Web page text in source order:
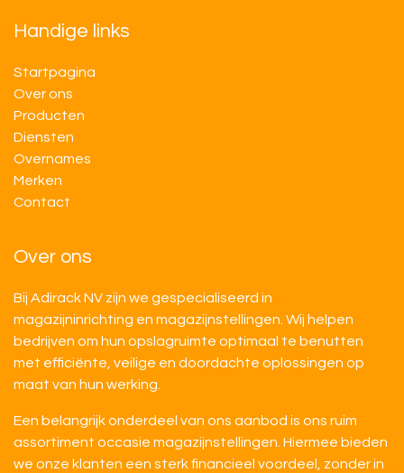
Handige links
Startpagina
Over ons
Producten
Diensten
Overnames
M​​erken
Contact
Over ons
Bij Adirack NV zijn we gespecialiseerd in
magazijninrichting en magazijnstellingen. Wij helpen
bedrijven om hun opslagruimte optimaal te benutten
met efficiënte, veilige en doordachte oplossingen op
maat van hun werking.
Een belangrijk onderdeel van ons aanbod is ons ruim
assortiment occasie magazijnstellingen. Hiermee bieden
we onze klanten een sterk financieel voordeel, zonder in